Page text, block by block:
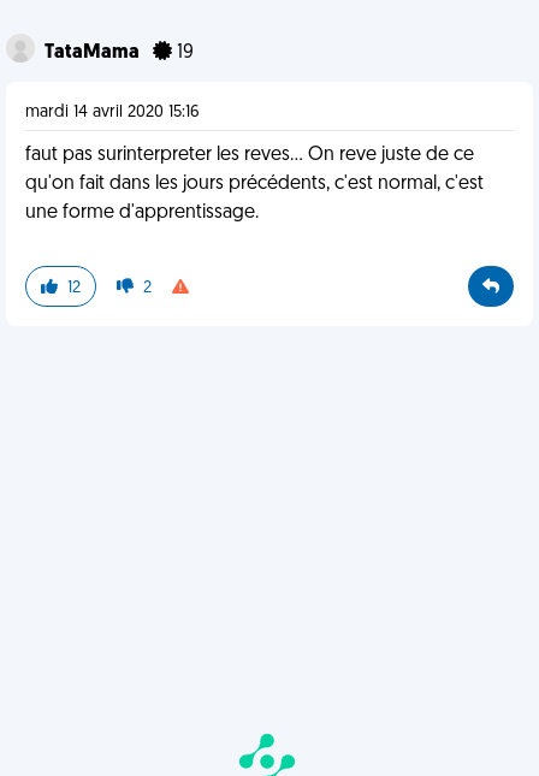
TataMama 19
mardi 14 avril 2020 15:16
faut pas surinterpreter les reves... On reve juste de ce
qu'on fait dans les jours précédents, c'est normal, c'est
une forme d'apprentissage.
12 2